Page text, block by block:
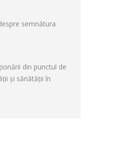
semnătura
din punctul de
şi sănătăţii în